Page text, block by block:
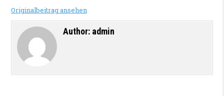
Originalbeitrag ansehen
Author: admin